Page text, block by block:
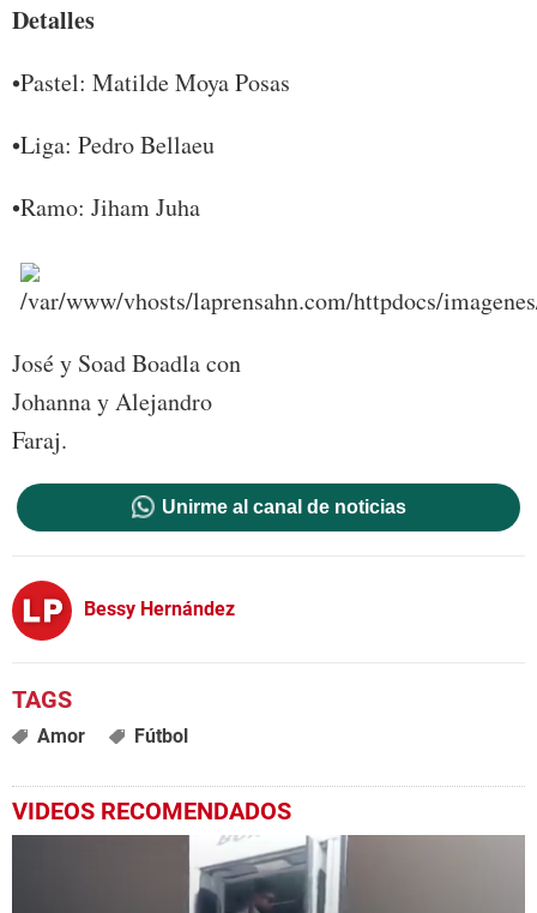
Detalles
•Pastel: Matilde Moya Posas
•Liga: Pedro Bellaeu
•Ramo: Jiham Juha
José y Soad Boadla con
Johanna y Alejandro
Faraj.
Unirme al canal de noticias
Bessy Hernández
Amor Fútbol
VIDEOS RECOMENDADOS